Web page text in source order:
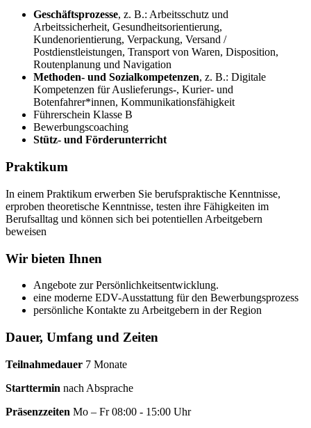
Geschäftsprozesse, z. B.: Arbeitsschutz und
Arbeitssicherheit, Gesundheitsorientierung,
Kundenorientierung, Verpackung, Versand /
Postdienstleistungen, Transport von Waren, Disposition,
Routenplanung und Navigation
Methoden- und Sozialkompetenzen, z. B.: Digitale
Kompetenzen für Auslieferungs-, Kurier- und
Botenfahrer*innen, Kommunikationsfähigkeit
Führerschein Klasse B
Bewerbungscoaching
Stütz- und Förderunterricht
Praktikum
In einem Praktikum erwerben Sie berufspraktische Kenntnisse,
erproben theoretische Kenntnisse, testen ihre Fähigkeiten im
Berufsalltag und können sich bei potentiellen Arbeitgebern
beweisen
Wir bieten Ihnen
Angebote zur Persönlichkeitsentwicklung.
eine moderne EDV-Ausstattung für den Bewerbungsprozess
persönliche Kontakte zu Arbeitgebern in der Region
Dauer, Umfang und Zeiten
Teilnahmedauer 7 Monate
Starttermin nach Absprache
Präsenzzeiten Mo – Fr 08:00 - 15:00 Uhr